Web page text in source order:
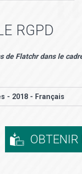
RGPD
de Flatchr dans le
- 2018 - Français
OBTENIR